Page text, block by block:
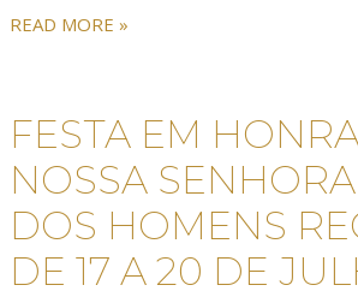
READ MORE »
FESTA EM
NOSSA
DOS HOMENS
DE 17 A 20 DE